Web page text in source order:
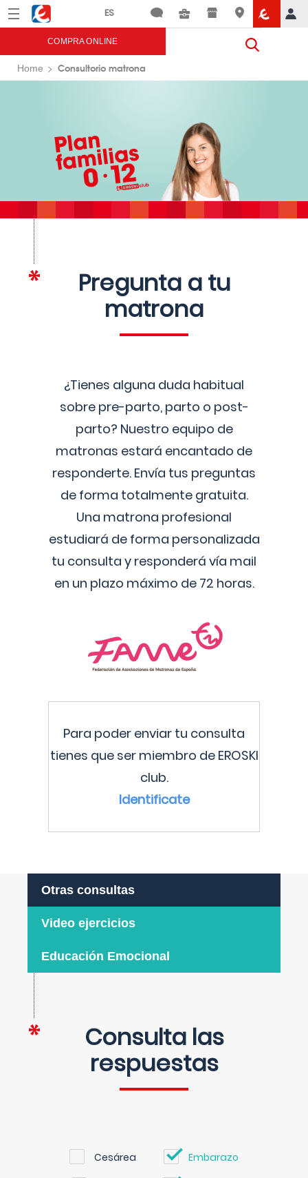
Menú Eroski
COMPRA ONLINE
Home Consultorio matrona
Pregunta a tu
matrona
¿Tienes alguna duda habitual
sobre pre-parto, parto o post-
parto? Nuestro equipo de
matronas estará encantado de
responderte. Envía tus preguntas
de forma totalmente gratuita.
Una matrona profesional
estudiará de forma personalizada
tu consulta y responderá vía mail
en un plazo máximo de 72 horas.
Para poder enviar tu consulta
tienes que ser miembro de EROSKI
club.
Identificate
Otras consultas
Video ejercicios
Educación Emocional
Consulta las
respuestas
Cesárea Embarazo